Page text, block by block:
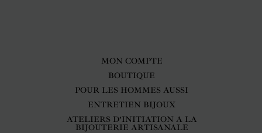
MON COMPTE
BOUTIQUE
POUR LES HOMMES AUSSI
ENTRETIEN BIJOUX
ATELIERS D’INITIATION A LA
BIJOUTERIE ARTISANALE